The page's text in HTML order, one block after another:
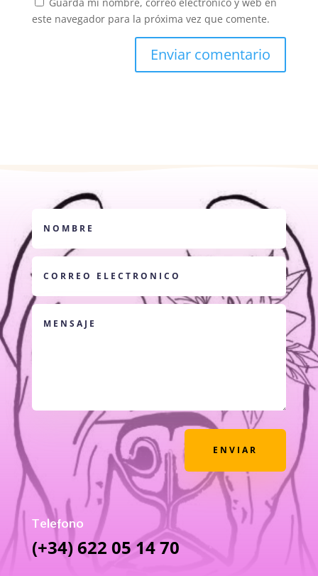
este navegador para la próxima vez que comente.
ENVIAR
Telefono
(+34) 622 05 14 70